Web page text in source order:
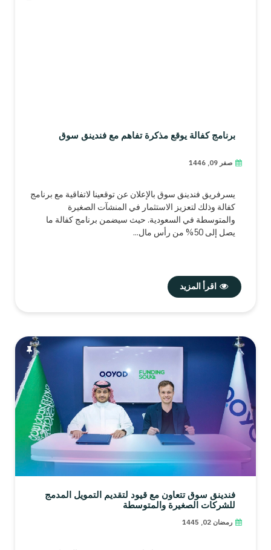
برنامج كفالة يوقع مذكرة تفاهم مع فندينق سوق
صفر 09, 1446
يسرفريق فندينق سوق بالإعلان عن توقعينا لاتفاقية مع برنامج
كفالة وذلك لتعزيز الاستثمار في المنشآت الصغيرة
والمتوسطة في السعودية. حيث سيضمن برنامج كفالة ما
يصل إلى 50% من رأس مال...
اقرأ المزيد
فندينق سوق تتعاون مع قيود لتقديم التمويل المدمج
للشركات الصغيرة والمتوسطة
رمضان 02, 1445